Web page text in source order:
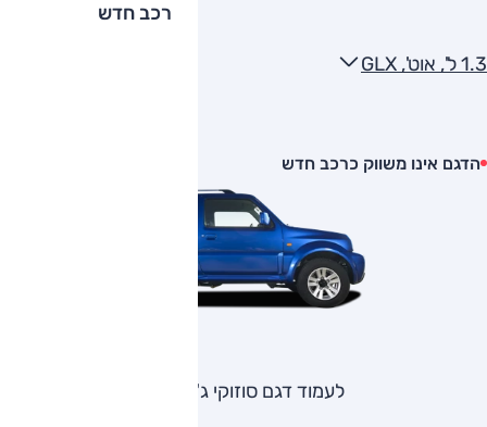
רכב חדש
1.3 ל', אוט', GLX
הדגם אינו משווק כרכב חדש
לעמוד דגם סוזוקי ג'ימני